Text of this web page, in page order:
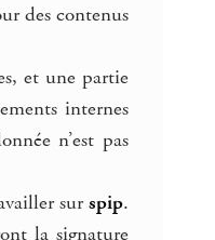
des contenus
et une partie
internes
n’est pas
surspip.
la signature